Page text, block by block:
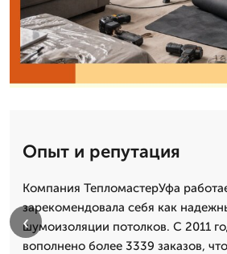
Опыт и репутация
Компания ТепломастерУфа
зарекомендовала себя как
шумоизоляции потолков. С 2011
вополнено более 3339 заказов,
‹